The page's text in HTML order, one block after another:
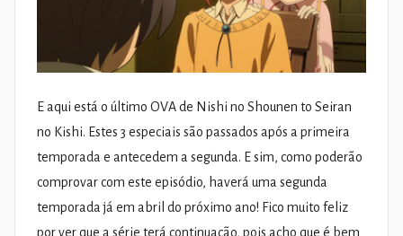
E aqui está o último OVA de Nishi no Shounen to Seiran
no Kishi. Estes 3 especiais são passados após a primeira
temporada e antecedem a segunda. E sim, como poderão
comprovar com este episódio, haverá uma segunda
temporada já em abril do próximo ano! Fico muito feliz
por ver que a série terá continuação, pois acho que é bem